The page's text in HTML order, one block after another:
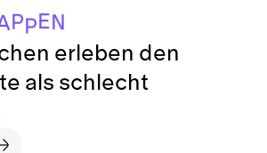
PPEN
erleben den
als schlecht